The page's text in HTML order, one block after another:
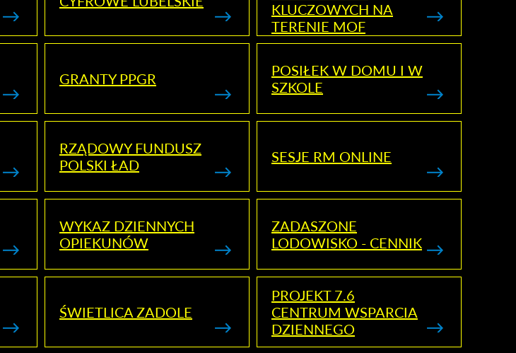
KLUCZOWYCH NA
TERENIE MOF
GRANTY PPGR
POSIŁEK W DOMU I W
SZKOLE
RZĄDOWY FUNDUSZ
POLSKI ŁAD
SESJE RM ONLINE
WYKAZ DZIENNYCH
OPIEKUNÓW
ZADASZONE
LODOWISKO - CENNIK
ŚWIETLICA ZADOLE
PROJEKT 7.6
CENTRUM WSPARCIA
DZIENNEGO